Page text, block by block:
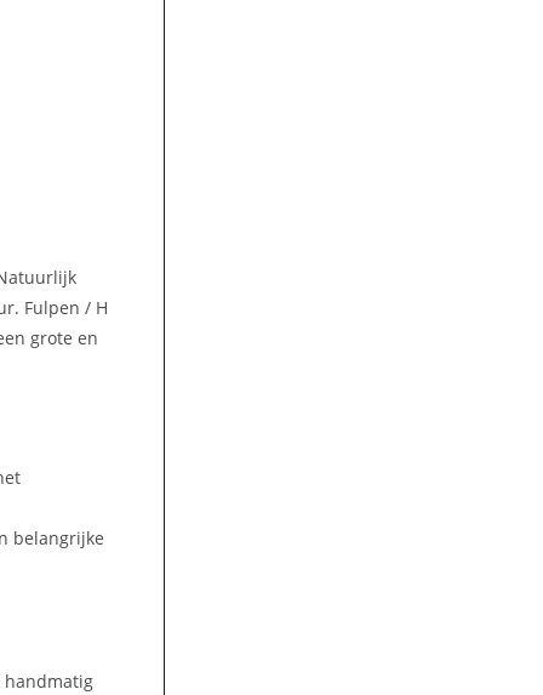
Fulpen / H
grote en
belangrijke
handmatig